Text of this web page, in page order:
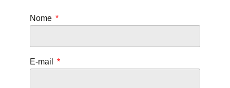
Nome
E-mail